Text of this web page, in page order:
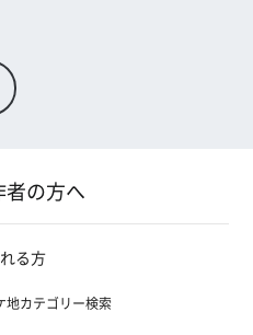
者の方へ
る方
地カテゴリー検索